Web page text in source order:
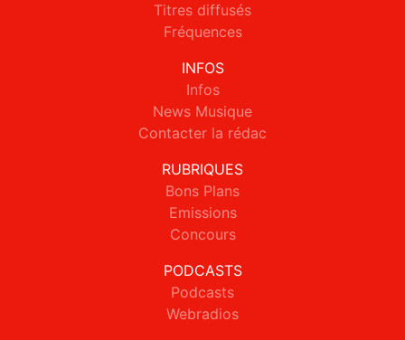
Titres diffusés
Fréquences
INFOS
Infos
News Musique
Contacter la rédac
RUBRIQUES
Bons Plans
Emissions
Concours
PODCASTS
Podcasts
Webradios